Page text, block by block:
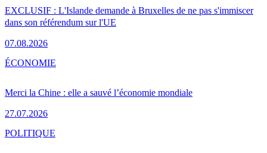
EXCLUSIF : L'Islande demande à Bruxelles de ne pas s'immiscer
dans son référendum sur l'UE
07.08.2026
Merci la Chine : elle a sauvé l’économie mondiale
27.07.2026
ÉCONOMIE
POLITIQUE